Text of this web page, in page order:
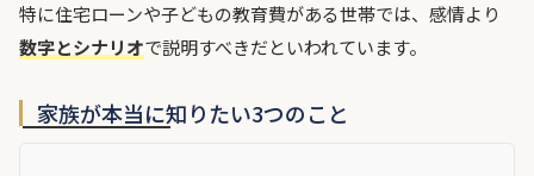
特に住宅ローンや子どもの教育費がある世帯では、感情より
数字とシナリオで説明すべきだといわれています。
家族が本当に知りたい3つのこと